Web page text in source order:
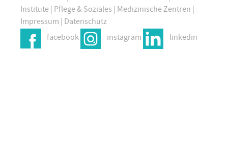
Institute Pflege & Soziales Medizinische Zentren
Impressum Datenschutz
facebook
instagram linkedin